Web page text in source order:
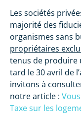
Les sociétés
majorité des
organismes sans
propriétaires
tenus de produire
tard le 30 avril de
invitons à
notre article :
Taxe sur les